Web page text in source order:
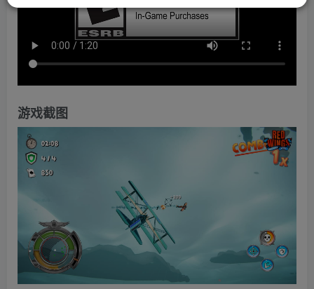
游戏截图